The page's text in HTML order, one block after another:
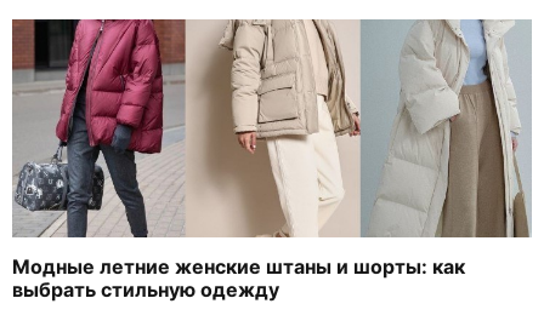
Модные летние женские штаны и шорты: как
выбрать стильную одежду